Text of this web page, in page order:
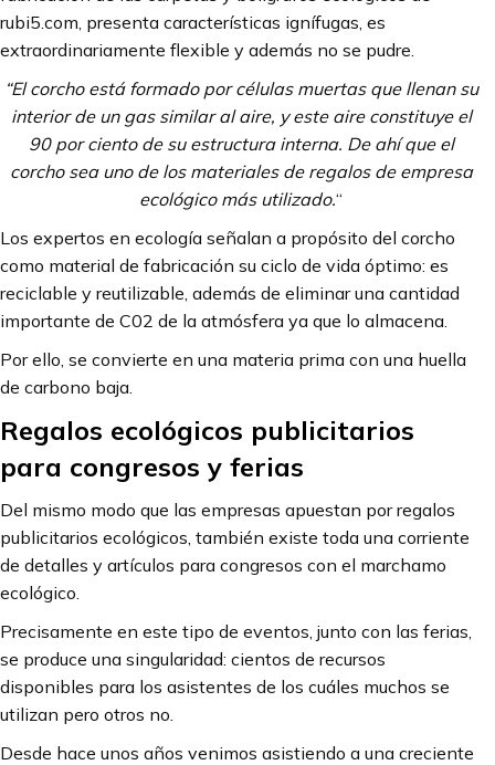
rubi5.com, presenta características ignífugas, es
extraordinariamente flexible y además no se pudre.
“El corcho está formado por células muertas que llenan su
interior de un gas similar al aire, y este aire constituye el
90 por ciento de su estructura interna. De ahí que el
corcho sea uno de los materiales de regalos de empresa
ecológico más utilizado.“
Los expertos en ecología señalan a propósito del corcho
como material de fabricación su ciclo de vida óptimo: es
reciclable y reutilizable, además de eliminar una cantidad
importante de C02 de la atmósfera ya que lo almacena.
Por ello, se convierte en una materia prima con una huella
de carbono baja.
Regalos ecológicos publicitarios
para congresos y ferias
Del mismo modo que las empresas apuestan por regalos
publicitarios ecológicos, también existe toda una corriente
de detalles y artículos para congresos con el marchamo
ecológico.
Precisamente en este tipo de eventos, junto con las ferias,
se produce una singularidad: cientos de recursos
disponibles para los asistentes de los cuáles muchos se
utilizan pero otros no.
Desde hace unos años venimos asistiendo a una creciente